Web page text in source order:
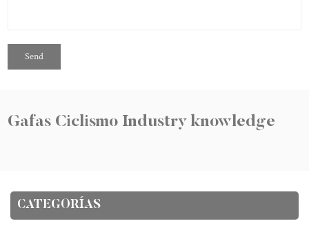
Gafas Ciclismo Industry knowledge
CATEGORÍAS